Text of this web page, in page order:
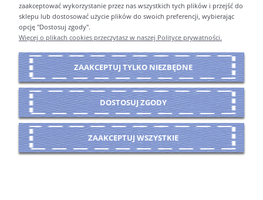
TKANINA BAWEŁNIANA PREMIUM SKETCHY FOREST
ANIMALS
54,00 zł
DO KOSZYKA
MOJE KONTO
zaakceptować wykorzystanie przez nas wszystkich tych plików i przejść do
sklepu lub dostosować użycie plików do swoich preferencji, wybierając
opcję "Dostosuj zgody".
Więcej o plikach cookies przeczytasz w naszej Polityce prywatności.
ZAAKCEPTUJ TYLKO NIEZBĘDNE
DOSTOSUJ ZGODY
ZAAKCEPTUJ WSZYSTKIE